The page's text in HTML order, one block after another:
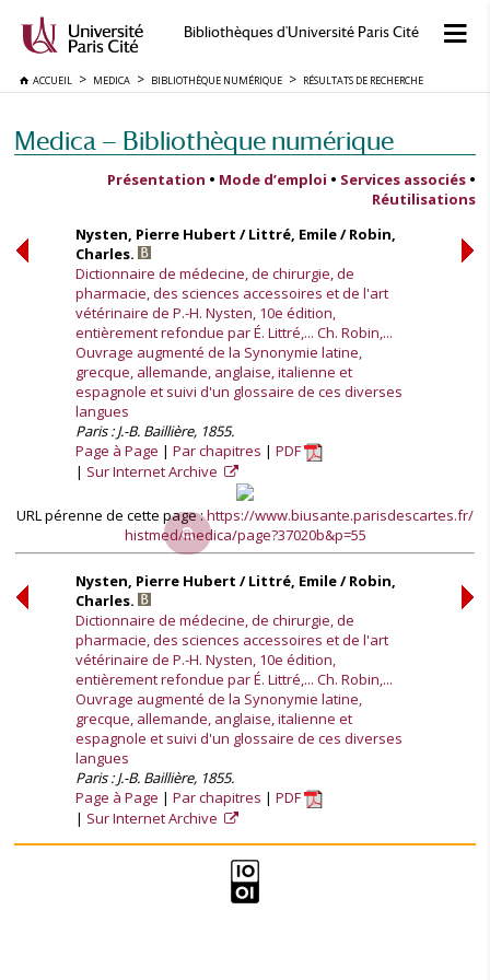
Bibliothèques d'Université Paris Cité
ACCUEIL MEDICA BIBLIOTHÈQUE NUMÉRIQUE RÉSULTATS DE RECHERCHE
Medica — Bibliothèque numérique
Présentation • Mode d’emploi • Services associés •
Réutilisations
Nysten, Pierre Hubert / Littré, Emile / Robin,
Charles.
Dictionnaire de médecine, de chirurgie, de
pharmacie, des sciences accessoires et de l'art
vétérinaire de P.-H. Nysten, 10e édition,
entièrement refondue par É. Littré,... Ch. Robin,...
Ouvrage augmenté de la Synonymie latine,
grecque, allemande, anglaise, italienne et
espagnole et suivi d'un glossaire de ces diverses
langues
Paris : J.-B. Baillière, 1855.
Page à Page
Par chapitres
PDF
Sur Internet Archive
URL pérenne de cette page :https://www.biusante.parisdescartes.fr/
histmed/medica/page?37020b&p=55
Nysten, Pierre Hubert / Littré, Emile / Robin,
Charles.
Dictionnaire de médecine, de chirurgie, de
pharmacie, des sciences accessoires et de l'art
vétérinaire de P.-H. Nysten, 10e édition,
entièrement refondue par É. Littré,... Ch. Robin,...
Ouvrage augmenté de la Synonymie latine,
grecque, allemande, anglaise, italienne et
espagnole et suivi d'un glossaire de ces diverses
langues
Paris : J.-B. Baillière, 1855.
Page à Page
Par chapitres
PDF
Sur Internet Archive